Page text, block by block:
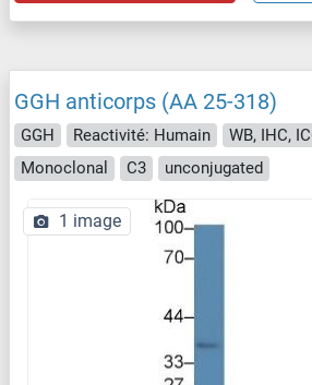
GGH anticorps (AA 25-318)
GGH Reactivité: Humain WB, IHC,
Monoclonal
C3 unconjugated
1 image